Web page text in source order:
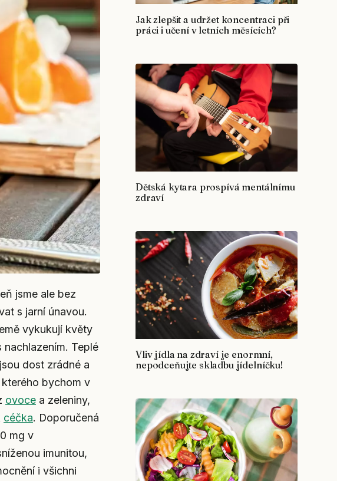
jsme ale bez
s jarní únavou.
vykukují květy
Teplé
dost zrádné a
kterého bychom v
ovoce a zeleniny,
céčka. Doporučená
mg v
imunitou,
i všichni
Jak zlepšit a udržet koncentraci při
práci i učení v letních měsících?
Dětská kytara prospívá mentálnímu
zdraví
Vliv jídla na zdraví je enormní,
nepodceňujte skladbu jídelníčku!